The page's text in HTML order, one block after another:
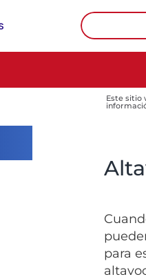
Este sitio
para